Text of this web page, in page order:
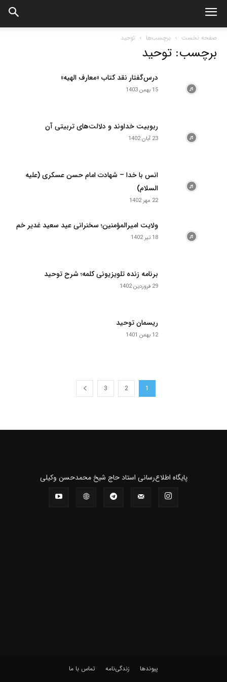
صفحه نخست برچسب‌ها توحید
برچسب: توحید
درس‌گفتار نقد کتاب «معارف الهیه»
15 بهمن 1403
ربوبیت خداوند و دلالت‌های تربیتی آن
23 آبان 1402
انس با خدا – شهادت امام حسن عسکری (علیه
السلام)
22 مهر 1402
ولایت امیرالمؤمنین؛ سخنرانی عید سعید غدیر خم
18 تیر 1402
برنامه زنده تلویزیونی کلمه؛ شرح توحید
29 فروردین 1402
ریسمان توحید
12 بهمن 1401
1
2
3
پايگاه اطلاع‌رسانی استاد حاج شیخ محمدحسن وکیلی
پیوندها زندگی‌نامه تماس با ما